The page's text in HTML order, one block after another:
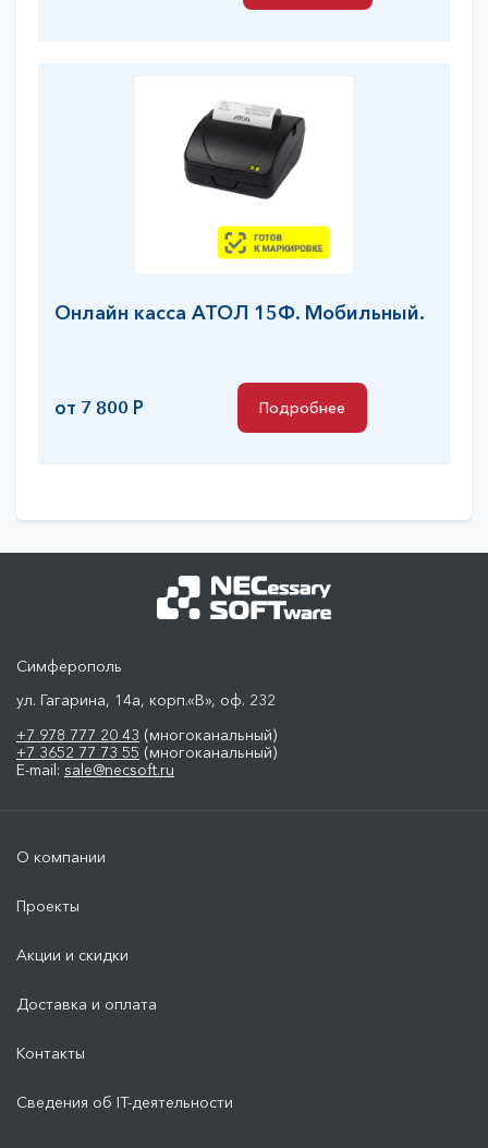
Онлайн касса АТОЛ 15Ф. Мобильный.
от 7 800 Р Подробнее
Симферополь
ул. Гагарина, 14а, корп.«В», оф. 232
+7 978 777 20 43 (многоканальный)
+7 3652 77 73 55 (многоканальный)
E-mail: sale@necsoft.ru
О компании
Проекты
Акции и скидки
Доставка и оплата
Контакты
Сведения об IT-деятельности